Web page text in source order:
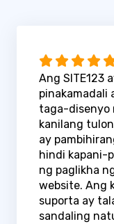
Ang SITE123
pinakamadali
taga-disenyo
kanilang
ay
hindi kapani-
ng paglikha
website. Ang
suporta ay
sandaling